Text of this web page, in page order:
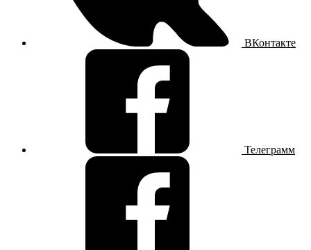
ВКонтакте
Телеграмм